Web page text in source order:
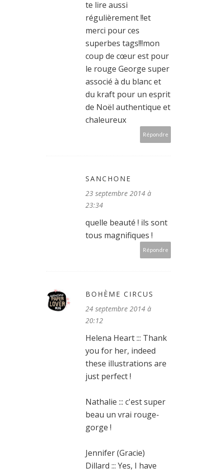
te lire aussi
régulièrement !!et
merci pour ces
superbes tags!!!mon
coup de cœur est pour
le rouge George super
associé à du blanc et
du kraft pour un esprit
de Noël authentique et
chaleureux
Répondre
SANCHONE
23 septembre 2014 à
23:34
quelle beauté ! ils sont
tous magnifiques !
Répondre
BOHÈME CIRCUS
24 septembre 2014 à
20:12
Helena Heart ::: Thank
you for her, indeed
these illustrations are
just perfect !
Nathalie ::: c'est super
beau un vrai rouge-
gorge !
Jennifer (Gracie)
Dillard ::: Yes, I have